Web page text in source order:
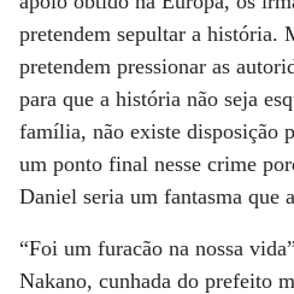
pretendem sepultar a história.
pretendem pressionar as
para que a história não seja
família, não existe disposição
um ponto final nesse crime
Daniel seria um fantasma que
“Foi um furacão na nossa
Nakano, cunhada do prefeito